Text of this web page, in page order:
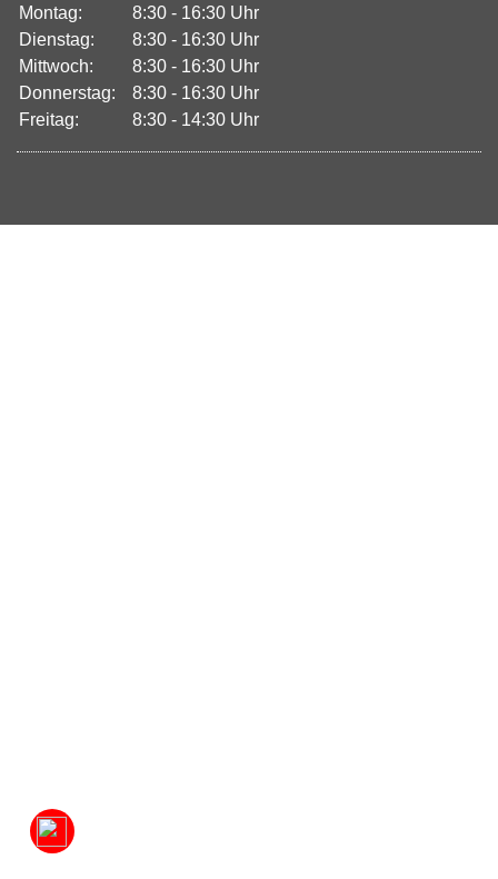
Montag:
8:30 - 16:30 Uhr
Dienstag:
8:30 - 16:30 Uhr
Mittwoch:
8:30 - 16:30 Uhr
Donnerstag:
8:30 - 16:30 Uhr
Freitag:
8:30 - 14:30 Uhr